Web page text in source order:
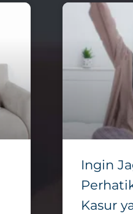
Ingin
Kasur